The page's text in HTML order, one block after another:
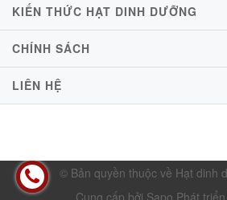
KIẾN THỨC HẠT DINH DƯỠNG
CHÍNH SÁCH
LIÊN HỆ
© Bản quyền thuộc về Hạt dinh